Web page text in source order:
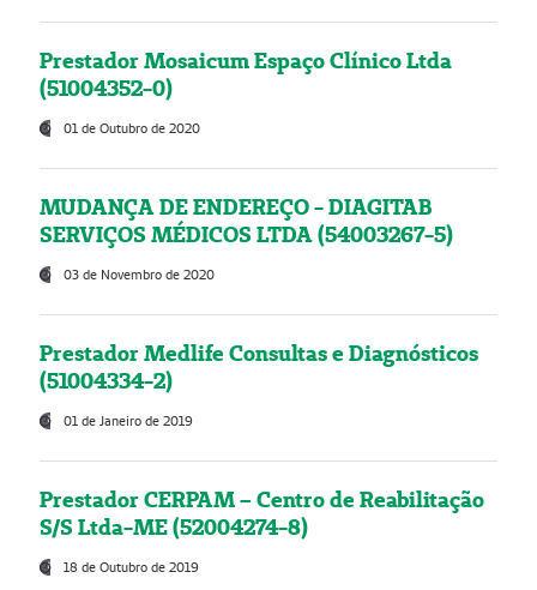
Prestador Mosaicum Espaço Clínico Ltda
(51004352-0)
01 de Outubro de 2020
MUDANÇA DE ENDEREÇO - DIAGITAB
SERVIÇOS MÉDICOS LTDA (54003267-5)
03 de Novembro de 2020
Prestador Medlife Consultas e Diagnósticos
(51004334-2)
01 de Janeiro de 2019
Prestador CERPAM – Centro de Reabilitação
S/S Ltda-ME (52004274-8)
18 de Outubro de 2019